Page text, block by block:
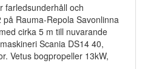
farledsunderhåll och
Rauma-Repola Savonlinna
cirka 5 m till nuvarande
Scania DS14 40,
Vetus bogpropeller 13kW,